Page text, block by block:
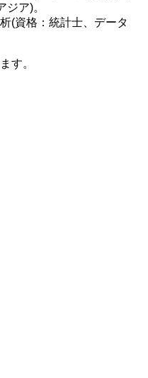
ア)。
(資格：統計士、データ
す。